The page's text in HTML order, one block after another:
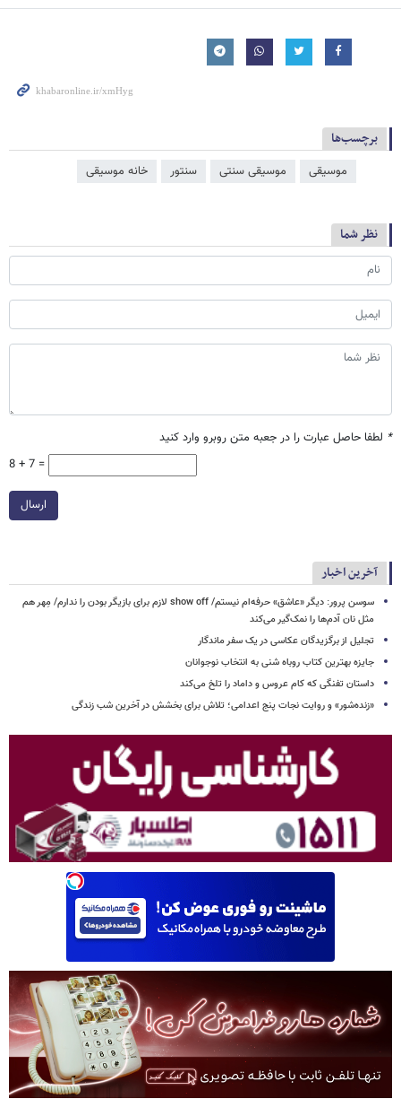
برچسب‌ها
موسیقی موسیقی سنتی سنتور خانه موسیقی
نظر شما
* لطفا حاصل عبارت را در جعبه متن روبرو وارد کنید
8 + 7 =
ارسال
آخرین اخبار
سوسن پرور: دیگر «عاشق» حرفه‌ام نیستم/ show off لازم برای بازیگر بودن را ندارم/ مِهر هم
مثل نان آدم‌ها را نمک‌گیر می‌کند
تجلیل از برگزیدگان عکاسی در یک سفر ماندگار
جایزه بهترین کتاب روباه شنی به انتخاب نوجوانان
داستان تفنگی که کام عروس و داماد را تلخ می‌کند
«زنده‌شور» و روایت نجات پنج اعدامی؛ تلاش برای بخشش در آخرین شب زندگی